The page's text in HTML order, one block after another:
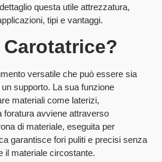
questa utile attrezzatura,
tipi e vantaggi.
Carotatrice?
versatile che può essere sia
supporto. La sua funzione
materiali come laterizi,
foratura avviene attraverso
di materiale, eseguita per
garantisce fori puliti e precisi senza
il materiale circostante.